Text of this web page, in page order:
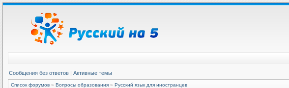
Сообщения без ответов | Активные темы
Список форумов » Вопросы образования » Русский язык для иностранцев